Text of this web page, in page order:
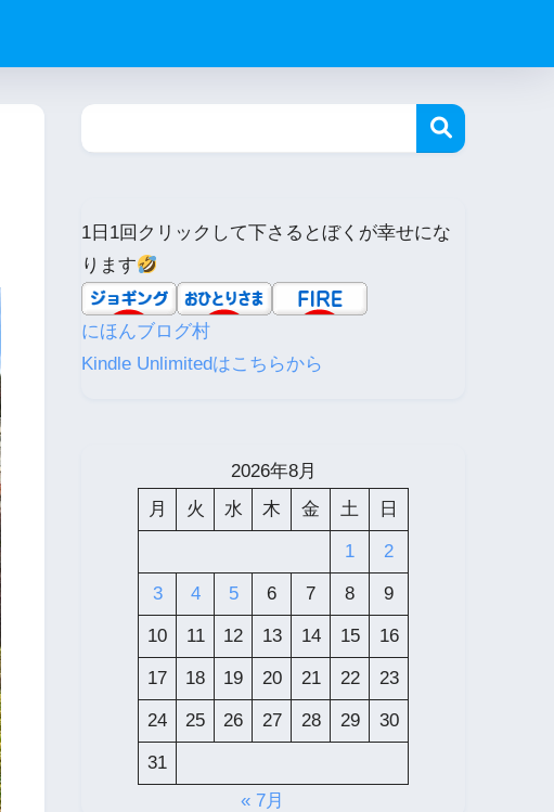
1日1回クリックして下さるとぼくが幸せにな
ります
にほんブログ村
Kindle Unlimitedはこちらから
2026年8月
月
火 水 木 金 土 日
1 2
3 4 5 6 7 8 9
10 11 12 13 14 15 16
17 18 19 20 21 22 23
24 25 26 27 28 29 30
31
« 7月